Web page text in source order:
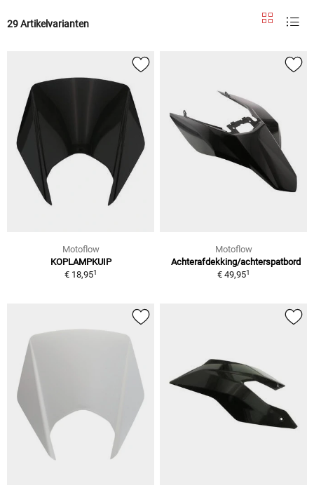
29 Artikelvarianten
Motoflow
KOPLAMPKUIP
€ 18,951
Motoflow
Achterafdekking/achterspatbord
€ 49,951